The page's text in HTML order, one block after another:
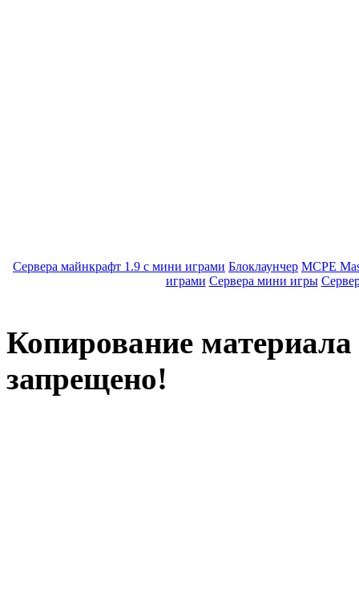
Сервера майнкрафт 1.9 с мини играми Блоклаунчер MCPE
играми Сервера мини игры
Копирование материала
запрещено!